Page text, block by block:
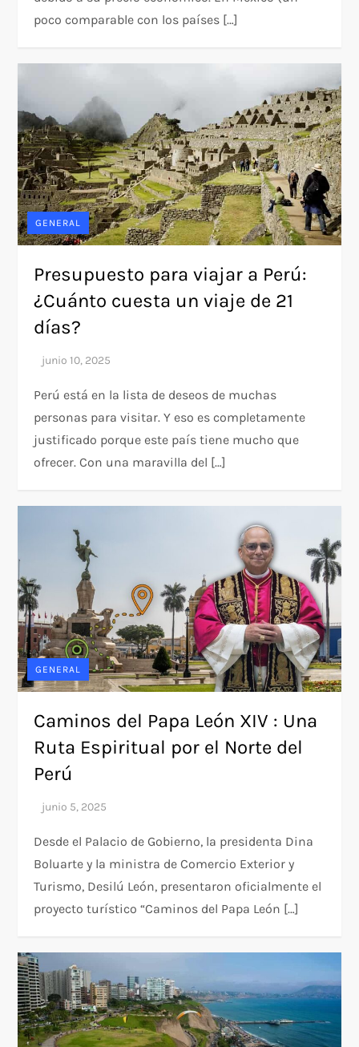
poco comparable con los países […]
GENERAL
Presupuesto para viajar a Perú:
¿Cuánto cuesta un viaje de 21
días?
Perú está en la lista de deseos de muchas
personas para visitar. Y eso es completamente
justificado porque este país tiene mucho que
ofrecer. Con una maravilla del […]
GENERAL
Caminos del Papa León XIV : Una
Ruta Espiritual por el Norte del
Perú
Desde el Palacio de Gobierno, la presidenta Dina
Boluarte y la ministra de Comercio Exterior y
Turismo, Desilú León, presentaron oficialmente el
proyecto turístico “Caminos del Papa León […]